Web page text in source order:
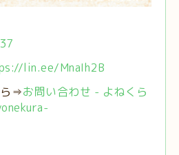
lin.ee/MnaIh2B
ら⇒お問い合わせ - よねくら